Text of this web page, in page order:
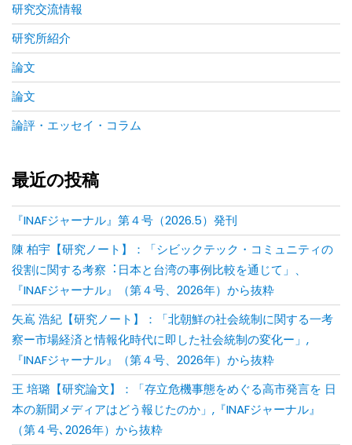
研究交流情報
研究所紹介
論文
論文
論評・エッセイ・コラム
最近の投稿
『INAFジャーナル』第４号（2026.5）発刊
陳 柏宇【研究ノート】：「シビックテック・コミュニティの
役割に関する考察︓⽇本と台湾の事例⽐較を通じて」、
『INAFジャーナル』（第４号、2026年）から抜粋
矢嶌 浩紀【研究ノート】：「北朝鮮の社会統制に関する一考
察ー市場経済と情報化時代に即した社会統制の変化ー」,
『INAFジャーナル』（第４号、2026年）から抜粋
王 培璐【研究論文】：「存⽴危機事態をめぐる⾼市発⾔を ⽇
本の新聞メディアはどう報じたのか」,『INAFジャーナル』
（第４号､2026年）から抜粋